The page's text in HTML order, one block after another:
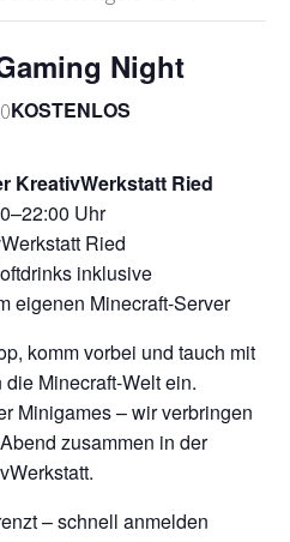
Night
KOSTENLOS
KreativWerkstatt Ried
Uhr
Ried
inklusive
eigenen Minecraft-Server
komm vorbei und tauch mit
Minecraft-Welt ein.
Minigames – wir verbringen
zusammen in der
– schnell anmelden